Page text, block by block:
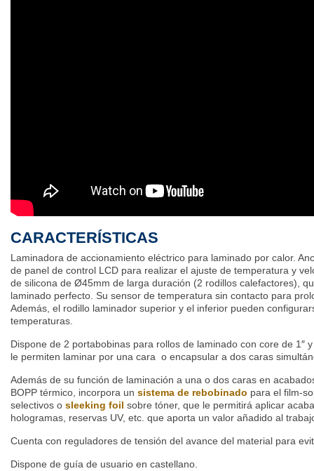
CARACTERÍSTICAS
Laminadora de accionamiento eléctrico para laminado por calor.
de panel de control LCD para realizar el ajuste de temperatura y
de silicona de Ø45mm de larga duración (2 rodillos calefactores),
laminado perfecto. Su sensor de temperatura sin contacto para
Además, el rodillo laminador superior y el inferior pueden
temperaturas.
Dispone de 2 portabobinas para rollos de laminado con core de 1″
le permiten laminar por una cara o encapsular a dos caras
Además de su función de laminación a una o dos caras en
BOPP térmico, incorpora un sistema de rebobinado para el film-
selectivos o sleeking foil sobre tóner, que le permitirá aplicar
hologramas, reservas UV, etc. que aporta un valor añadido al
Cuenta con reguladores de tensión del avance del material para
Dispone de guía de usuario en castellano.